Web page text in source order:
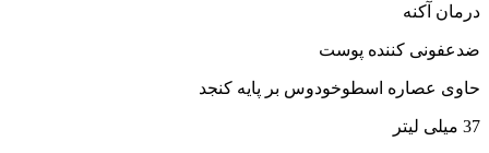
درمان آکنه
ضدعفونی کننده پوست
حاوی عصاره اسطوخودوس بر پایه کنجد
37 میلی لیتر